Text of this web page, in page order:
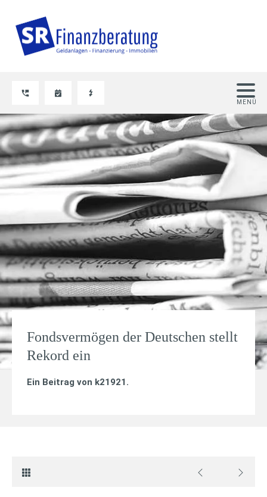
Fondsvermögen der Deutschen stellt
Rekord ein
Ein Beitrag von k21921 .